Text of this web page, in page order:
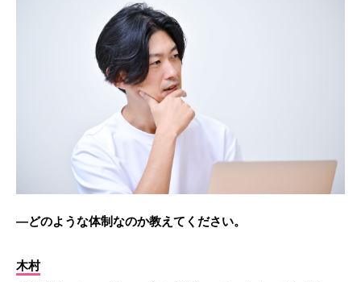
―どのような体制なのか教えてください。
木村